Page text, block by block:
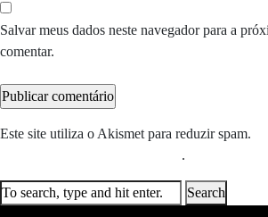
Salvar meus dados neste navegador para a
comentar.
Este site utiliza o Akismet para reduzir spam.
.
Search